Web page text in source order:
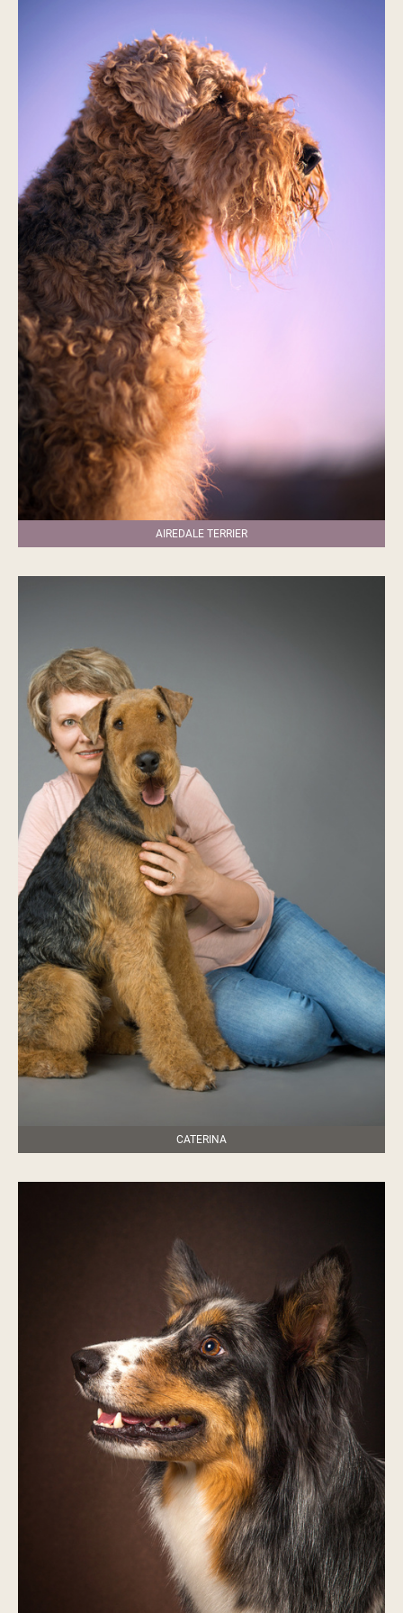
AIREDALE TERRIER
CATERINA